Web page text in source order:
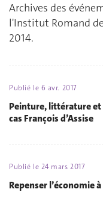
Archives des
l'Institut Romand
2014.
Publié le 6 avr. 2017
Peinture, littérature
cas François d’Assise
Publié le 24 mars 2017
Repenser l’économie